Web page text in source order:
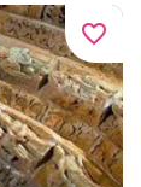
favorite_border